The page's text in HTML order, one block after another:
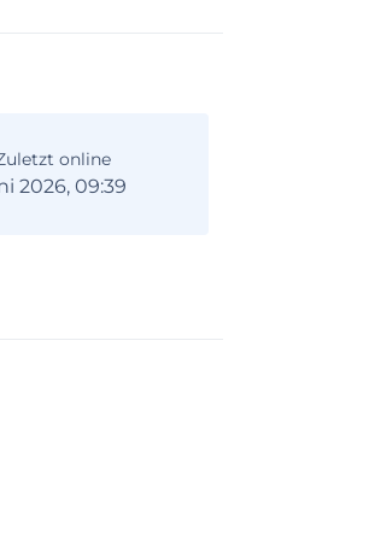
online
2026, 09:39